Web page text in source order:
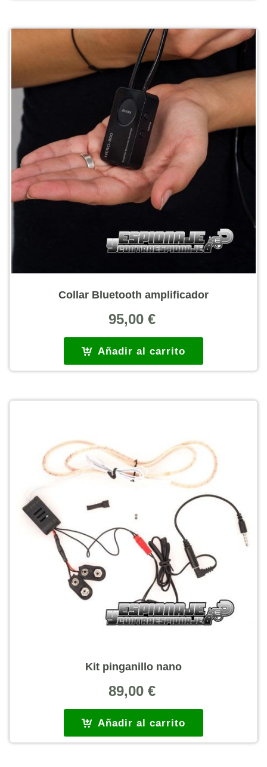
Collar Bluetooth amplificador
95,00 €
Añadir al carrito
Kit pinganillo nano
89,00 €
Añadir al carrito